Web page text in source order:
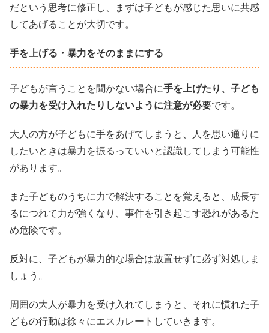
だという思考に修正し、まずは子どもが感じた思いに共感
してあげることが大切です。
手を上げる・暴力をそのままにする
子どもが言うことを聞かない場合に手を上げたり、子ども
の暴力を受け入れたりしないように注意が必要です。
大人の方が子どもに手をあげてしまうと、人を思い通りに
したいときは暴力を振るっていいと認識してしまう可能性
があります。
また子どものうちに力で解決することを覚えると、成長す
るにつれて力が強くなり、事件を引き起こす恐れがあるた
め危険です。
反対に、子どもが暴力的な場合は放置せずに必ず対処しま
しょう。
周囲の大人が暴力を受け入れてしまうと、それに慣れた子
どもの行動は徐々にエスカレートしていきます。